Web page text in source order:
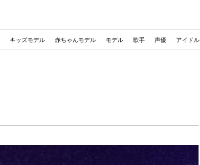
キッズモデル 赤ちゃんモデル モデル 歌手 声優 アイドル